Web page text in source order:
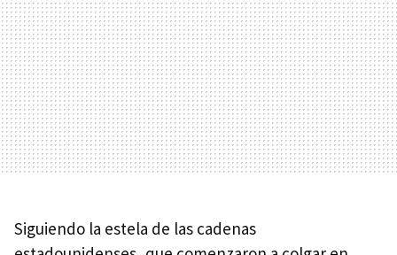
Siguiendo la estela de las cadenas